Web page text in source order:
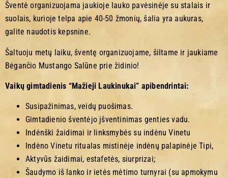
Šventė organizuojama jaukioje lauko pavėsinėje su stalais ir
suolais, kurioje telpa apie 40-50 žmonių, šalia yra aukuras,
galite naudotis kepsnine.
Šaltuoju metų laiku, šventę organizuojame, šiltame ir jaukiame
Bėgančio Mustango Salūne prie židinio!
Vaikų gimtadienis “Mažieji Laukinukai” apibendrintai:
Susipažinimas, veidų puošimas.
Gimtadienio šventėjo įšventinimas genties vadu.
Indėnški žaidimai ir linksmybės su indėnu Vinetu
Indėno Vinetu ritualas mistinėje indėnų palapinėje Tipi,
Aktyvūs žaidimai, estafetės, siurprizai;
Šaudymo iš lanko ir ietės mėtimo turnyrai (su apmokymu